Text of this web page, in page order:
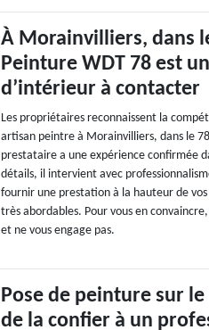
À Morainvilliers, dans
Peinture WDT 78 est
d’intérieur à contacter
Les propriétaires reconnaissent la
artisan peintre à Morainvilliers, dans le
prestataire a une expérience confirmée
détails, il intervient avec
fournir une prestation à la hauteur de
très abordables. Pour vous en
et ne vous engage pas.
Pose de peinture sur
de la confier à un